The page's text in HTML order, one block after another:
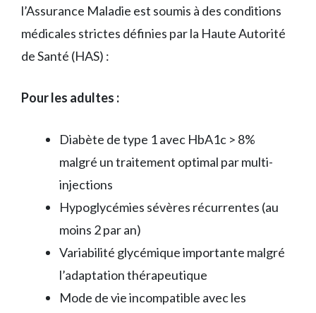
l’Assurance Maladie est soumis à des conditions
médicales strictes définies par la Haute Autorité
de Santé (HAS) :
Pour les adultes :
Diabète de type 1 avec HbA1c > 8%
malgré un traitement optimal par multi-
injections
Hypoglycémies sévères récurrentes (au
moins 2 par an)
Variabilité glycémique importante malgré
l’adaptation thérapeutique
Mode de vie incompatible avec les